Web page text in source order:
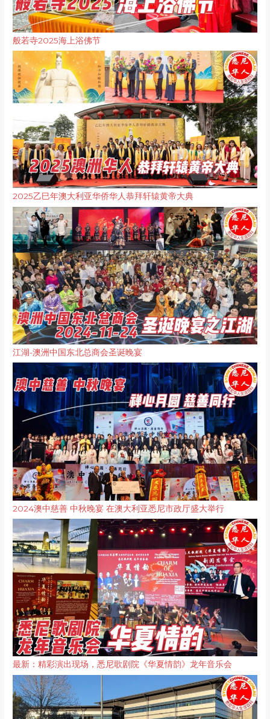
般若寺2025海上浴佛节
2025乙巳年澳大利亚华侨华人恭拜轩辕黄帝大典
江湖-澳洲中国东北总商会圣诞晚宴
2024澳中慈善 中秋晚宴 在澳大利亚悉尼市政厅盛大举行
最新：精彩演出现场，悉尼歌剧院《华夏情韵》龙年音乐会